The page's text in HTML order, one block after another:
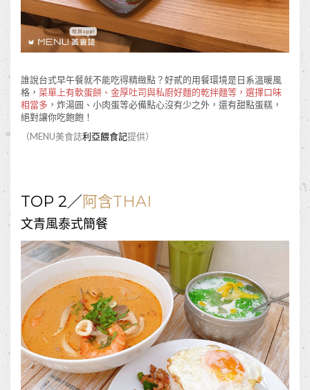
誰說台式早午餐就不能吃得精緻點？好貳的用餐環境是日系溫暖風
格， 菜單上有軟蛋餅、金厚吐司與私廚好麵的乾拌麵等，選擇口味
相當多 ，炸湯圓、小肉蛋等必備點心沒有少之外，還有甜點蛋糕，
絕對讓你吃飽飽！
（MENU美食誌利亞餵食記提供）
TOP 2／阿含THAI
文青風泰式簡餐